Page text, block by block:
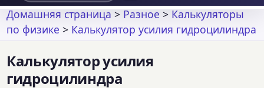
Домашняя страница>Разное>Калькуляторы
по физике > Калькулятор усилия гидроцилиндра
Калькулятор усилия
гидроцилиндра